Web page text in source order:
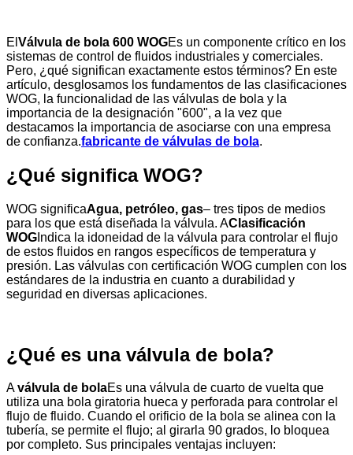
El Válvula de bola 600 WOGEs un componente crítico en los
sistemas de control de fluidos industriales y comerciales.
Pero, ¿qué significan exactamente estos términos? En este
artículo, desglosamos los fundamentos de las clasificaciones
WOG, la funcionalidad de las válvulas de bola y la
importancia de la designación "600", a la vez que
destacamos la importancia de asociarse con una empresa
de confianza.fabricante de válvulas de bola.
¿Qué significa WOG?
WOG significaAgua, petróleo, gas– tres tipos de medios
para los que está diseñada la válvula. AClasificación
WOG Indica la idoneidad de la válvula para controlar el flujo
de estos fluidos en rangos específicos de temperatura y
presión. Las válvulas con certificación WOG cumplen con los
estándares de la industria en cuanto a durabilidad y
seguridad en diversas aplicaciones.
¿Qué es una válvula de bola?
Aválvula de bolaEs una válvula de cuarto de vuelta que
utiliza una bola giratoria hueca y perforada para controlar el
flujo de fluido. Cuando el orificio de la bola se alinea con la
tubería, se permite el flujo; al girarla 90 grados, lo bloquea
por completo. Sus principales ventajas incluyen: